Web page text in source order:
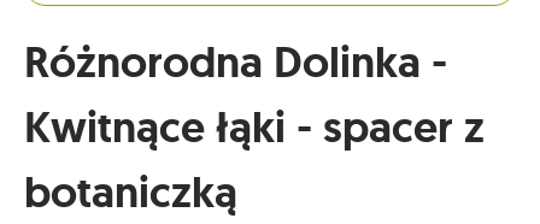
Różnorodna Dolinka -
Kwitnące łąki - spacer z
botaniczką